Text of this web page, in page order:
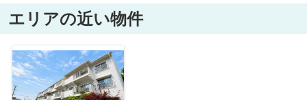
エリアの近い物件